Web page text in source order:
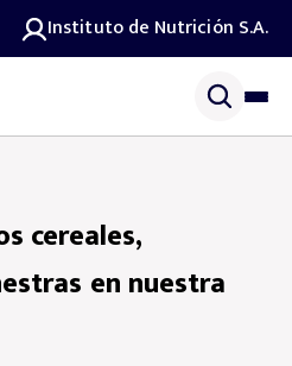
Instituto de Nutrición S.A.
cereales,
en nuestra